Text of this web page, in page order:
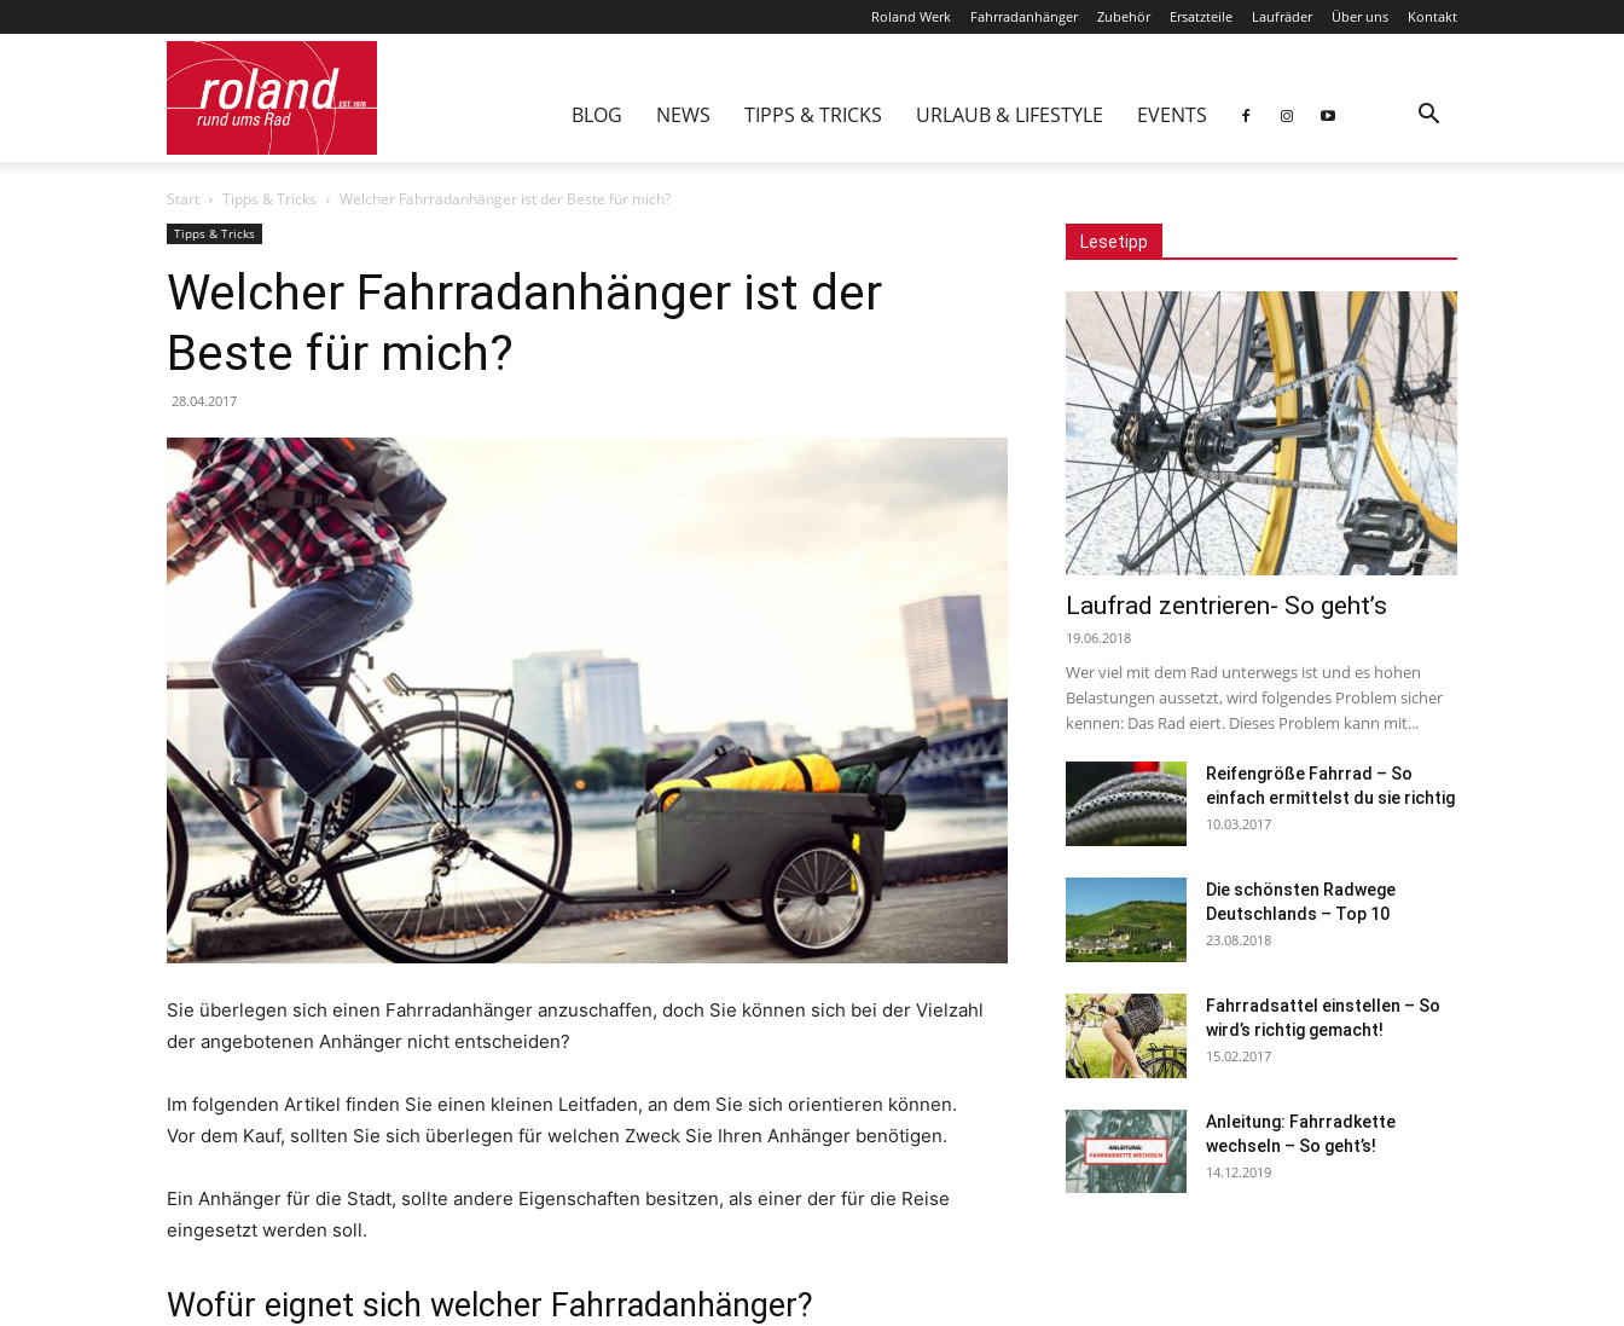
Roland Werk Fahrradanhänger Zubehör Ersatzteile Laufräder Über uns Kontakt
Blog
BLOG NEWS TIPPS & TRICKS URLAUB & LIFESTYLE EVENTS
Start Tipps & Tricks Welcher Fahrradanhänger ist der Beste für mich?
Tipps & Tricks
Welcher Fahrradanhänger ist der
Beste für mich?
28.04.2017
Sie überlegen sich einen Fahrradanhänger anzuschaffen, doch Sie können sich bei der Vielzahl
der angebotenen Anhänger nicht entscheiden?
Im folgenden Artikel finden Sie einen kleinen Leitfaden, an dem Sie sich orientieren können.
Vor dem Kauf, sollten Sie sich überlegen für welchen Zweck Sie Ihren Anhänger benötigen.
Ein Anhänger für die Stadt, sollte andere Eigenschaften besitzen, als einer der für die Reise
eingesetzt werden soll.
Wofür eignet sich welcher Fahrradanhänger?
Lesetipp
Laufrad zentrieren- So geht’s
19.06.2018
Wer viel mit dem Rad unterwegs ist und es hohen
Belastungen aussetzt, wird folgendes Problem sicher
kennen: Das Rad eiert. Dieses Problem kann mit...
Reifengröße Fahrrad – So
einfach ermittelst du sie richtig
10.03.2017
Die schönsten Radwege
Deutschlands – Top 10
23.08.2018
Fahrradsattel einstellen – So
wird’s richtig gemacht!
15.02.2017
Anleitung: Fahrradkette
wechseln – So geht’s!
14.12.2019